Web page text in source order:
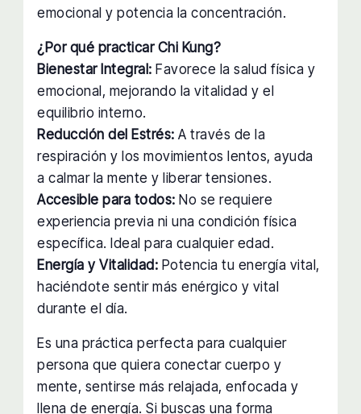
emocional y potencia la concentración.
¿Por qué practicar Chi Kung?
Bienestar Integral: Favorece la salud física y
emocional, mejorando la vitalidad y el
equilibrio interno.
Reducción del Estrés: A través de la
respiración y los movimientos lentos, ayuda
a calmar la mente y liberar tensiones.
Accesible para todos: No se requiere
experiencia previa ni una condición física
específica. Ideal para cualquier edad.
Energía y Vitalidad: Potencia tu energía vital,
haciéndote sentir más enérgico y vital
durante el día.
Es una práctica perfecta para cualquier
persona que quiera conectar cuerpo y
mente, sentirse más relajada, enfocada y
llena de energía. Si buscas una forma